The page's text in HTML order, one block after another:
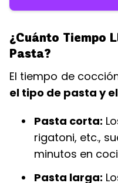
¿Cuánto Tiempo
Pasta?
El tiempo de
el tipo de pasta y
Pasta corta:
rigatoni, etc.,
minutos en
Pasta larga: